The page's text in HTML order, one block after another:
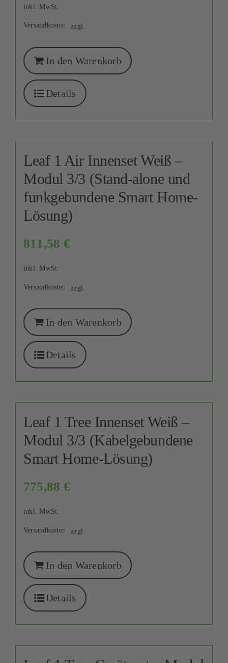
inkl. MwSt.
zzgl.
Versandkosten
In den Warenkorb
Details
Leaf 1 Air Innenset Weiß –
Modul 3/3 (Stand-alone und
funkgebundene Smart Home-
Lösung)
811,58 €
inkl. MwSt.
zzgl.
Versandkosten
In den Warenkorb
Details
Leaf 1 Tree Innenset Weiß –
Modul 3/3 (Kabelgebundene
Smart Home-Lösung)
775,88 €
inkl. MwSt.
zzgl.
Versandkosten
In den Warenkorb
Details